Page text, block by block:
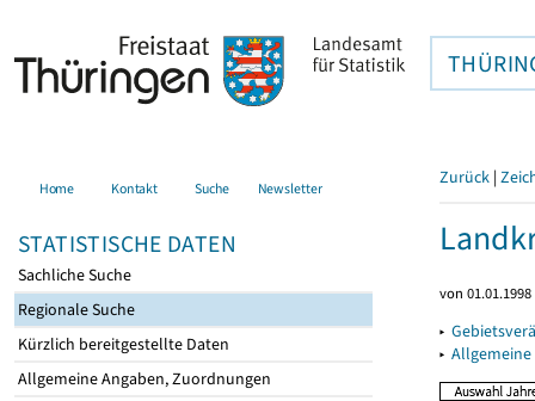
Home Kontakt Suche Newsletter
STATISTISCHE DATEN
Sachliche Suche
Regionale Suche
Kürzlich bereitgestellte Daten
Allgemeine Angaben, Zuordnungen
Zurück |
von
▸
▸